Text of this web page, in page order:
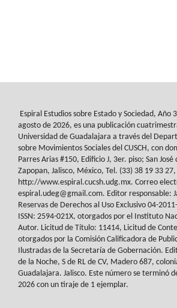
Espiral Estudios sobre Estado y Sociedad, Año
agosto de 2026, es una publicación
Universidad de Guadalajara a través del
sobre Movimientos Sociales del CUSCH , con
Parres Arias #150, Edificio J, 3er. piso; San José
Zapopan, Jalisco, México, Tel. (33) 38 19 33 27,
http://www.espiral.cucsh.udg.mx. Correo
espiral.udeg@gmail.com. Editor responsable:
Reservas de Derechos al Uso Exclusivo 04-
ISSN: 2594-021X, otorgados por el Instituto
Autor. Licitud de Título: 11414, Licitud de
otorgados por la Comisión Calificadora de
Ilustradas de la Secretaría de Gobernación.
de la Noche, S de RL de CV, Madero 687,
Guadalajara. Jalisco. Este número se terminó
2026 con un tiraje de 1 ejemplar.